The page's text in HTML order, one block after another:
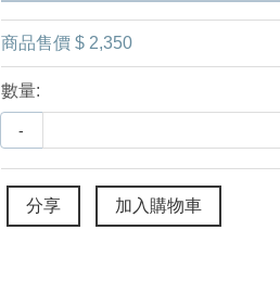
商品售價 $ 2,350
數量:
-
分享 加入購物車